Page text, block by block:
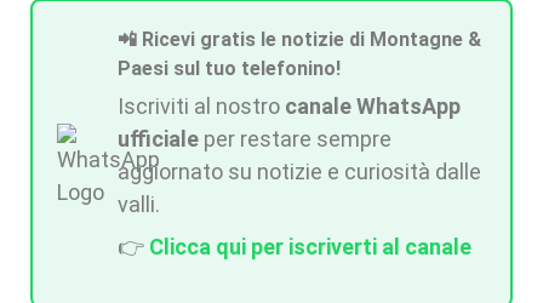
📲 Ricevi gratis le notizie di Montagne &
Paesi sul tuo telefonino!
Iscriviti al nostro canale WhatsApp
ufficiale per restare sempre
aggiornato su notizie e curiosità dalle
valli.
👉 Clicca qui per iscriverti al canale